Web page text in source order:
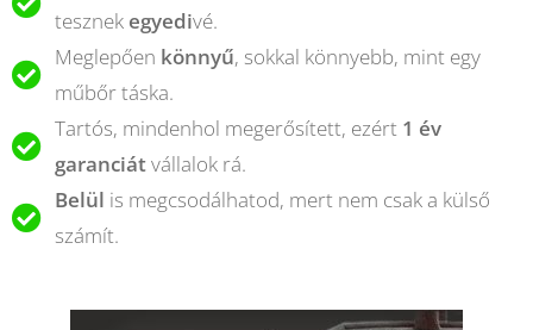
tesznek egyedivé.
Meglepően könnyű, sokkal könnyebb, mint egy
műbőr táska.
Tartós, mindenhol megerősített, ezért 1 év
garanciátvállalok rá.
Belül is megcsodálhatod, mert nem csak a külső
számít.